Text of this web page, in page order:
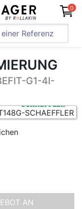
0
G1-4I-
AN